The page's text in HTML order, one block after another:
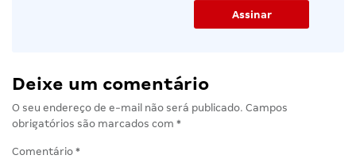
Deixe um comentário
O seu endereço de e-mail não será publicado. Campos
obrigatórios são marcados com *
Comentário *